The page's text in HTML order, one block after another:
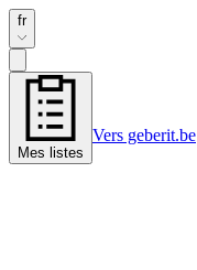
fr
Mes listes
Vers geberit.be